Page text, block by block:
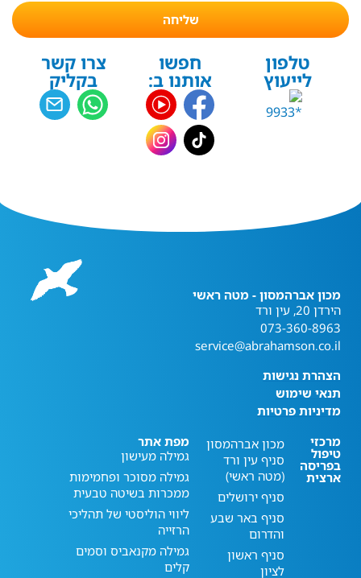
שליחה
טלפון
לייעוץ
חפשו
אותנו ב:
צרו קשר
בקליק
מכון אברהמסון - מטה ראשי
הירדן 20, עין ורד
073-360-8963
service@abrahamson.co.il
הצהרת נגישות
תנאי שימוש
מדיניות פרטיות
מרכזי
טיפול
בפריסה
ארצית
מכון אברהמסון
סניף עין ורד
(מטה ראשי)
סניף ירושלים
סניף באר שבע
והדרום
סניף ראשון
לציון
מפת אתר
גמילה מעישון
גמילה מסוכר ופחמימות
ממכרות בשיטה טבעית
ליווי הוליסטי של תהליכי
הרזייה
גמילה מקנאביס וסמים
קלים